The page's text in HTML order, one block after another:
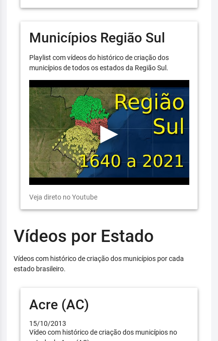
Municípios Região Sul
Playlist com vídeos do histórico de criação dos
municípios de todos os estados da Região Sul.
Veja direto no Youtube
Vídeos por Estado
Vídeos com histórico de criação dos municípios por cada
estado brasileiro.
Acre (AC)
15/10/2013
Vídeo com histórico de criação dos municípios no